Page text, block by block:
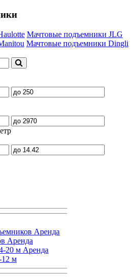
Мачтовые подъемники JLG
Мачтовые подъемники Dingli
Аренда
Аренда
20 м Аренда
12 м